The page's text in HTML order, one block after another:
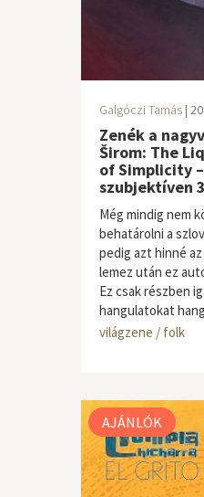
Galgóczi Tamás |
Zenék a
Širom: The
of Simplicity
szubjektíven
Még mindig nem
behatárolni a
pedig azt hinné
lemez után ez
Ez csak részben
hangulatokat
világzene / folk
AJÁNLÓK